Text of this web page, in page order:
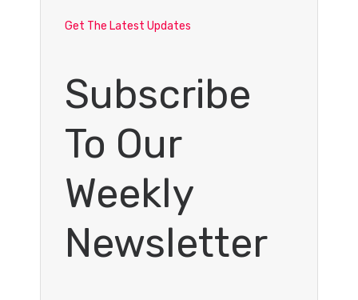
Get The Latest Updates
Subscribe
To Our
Weekly
Newsletter